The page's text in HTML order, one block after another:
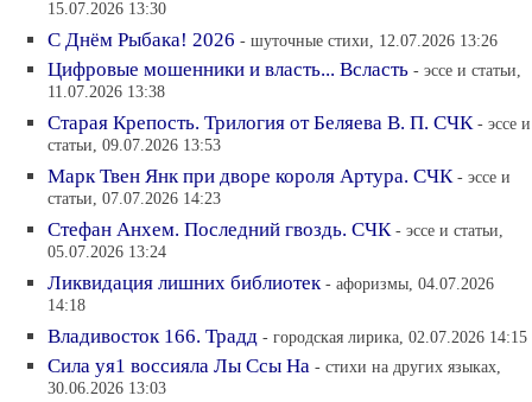
15.07.2026 13:30
С Днём Рыбака! 2026 - шуточные стихи, 12.07.2026 13:26
Цифровые мошенники и власть... Всласть - эссе и статьи,
11.07.2026 13:38
Старая Крепость. Трилогия от Беляева В. П. СЧК - эссе и
статьи, 09.07.2026 13:53
Марк Твен Янк при дворе короля Артура. СЧК - эссе и
статьи, 07.07.2026 14:23
Стефан Анхем. Последний гвоздь. СЧК - эссе и статьи,
05.07.2026 13:24
Ликвидация лишних библиотек - афоризмы, 04.07.2026
14:18
Владивосток 166. Традд - городская лирика, 02.07.2026 14:15
Сила уя1 воссияла Лы Ссы На - стихи на других языках,
30.06.2026 13:03